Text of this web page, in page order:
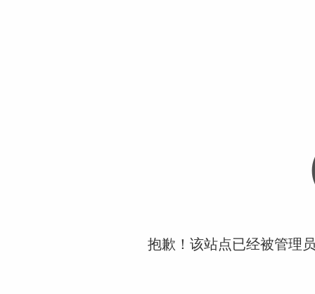
抱歉！该站点已经被管理